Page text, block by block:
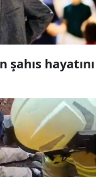
şahıs hayatını